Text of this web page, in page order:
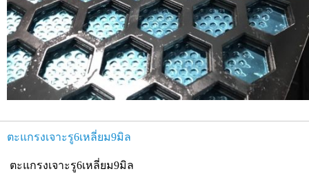
ตะแกรงเจาะรู6เหลี่ยม9มิล
ตะแกรงเจาะรู6เหลี่ยม9มิล